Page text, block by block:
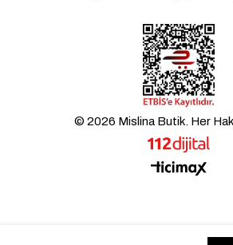
© 2026 Mislina Butik. Her